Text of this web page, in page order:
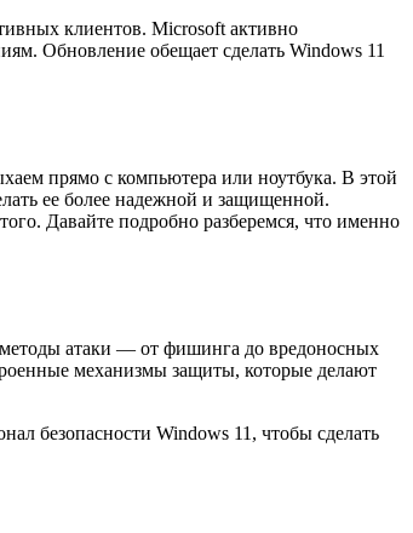
клиентов. Microsoft активно
Обновление обещает сделать Windows 11
прямо с компьютера или ноутбука. В этой
ее более надежной и защищенной.
Давайте подробно разберемся, что именно
атаки — от фишинга до вредоносных
механизмы защиты, которые делают
безопасности Windows 11, чтобы сделать